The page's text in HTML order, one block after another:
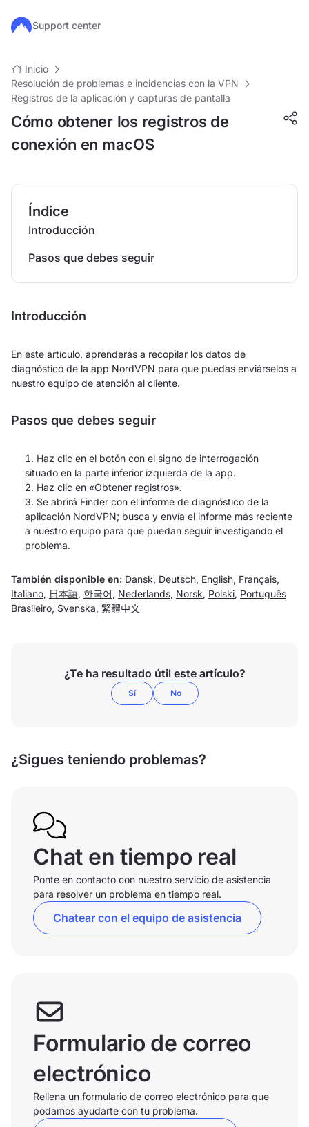
Ir al contenido principal
Support center
Inicio
Resolución de problemas e incidencias con la VPN
Registros de la aplicación y capturas de pantalla
Cómo obtener los registros de
conexión en macOS
Índice
Introducción
Pasos que debes seguir
Introducción
En este artículo, aprenderás a recopilar los datos de
diagnóstico de la app NordVPN para que puedas enviárselos a
nuestro equipo de atención al cliente.
Pasos que debes seguir
Haz clic en el botón con el signo de interrogación
situado en la parte inferior izquierda de la app.
Haz clic en «Obtener registros».
Se abrirá Finder con el informe de diagnóstico de la
aplicación NordVPN; busca y envía el informe más reciente
a nuestro equipo para que puedan seguir investigando el
problema.
También disponible en: Dansk, Deutsch, English, Français,
Italiano, 日本語, 한국어 , Nederlands, Norsk, Polski, Português
Brasileiro, Svenska, 繁體中文
¿Te ha resultado útil este artículo?
Sí No
¿Sigues teniendo problemas?
Chat en tiempo real
Ponte en contacto con nuestro servicio de asistencia
para resolver un problema en tiempo real.
Chatear con el equipo de asistencia
Formulario de correo
electrónico
Rellena un formulario de correo electrónico para que
podamos ayudarte con tu problema.